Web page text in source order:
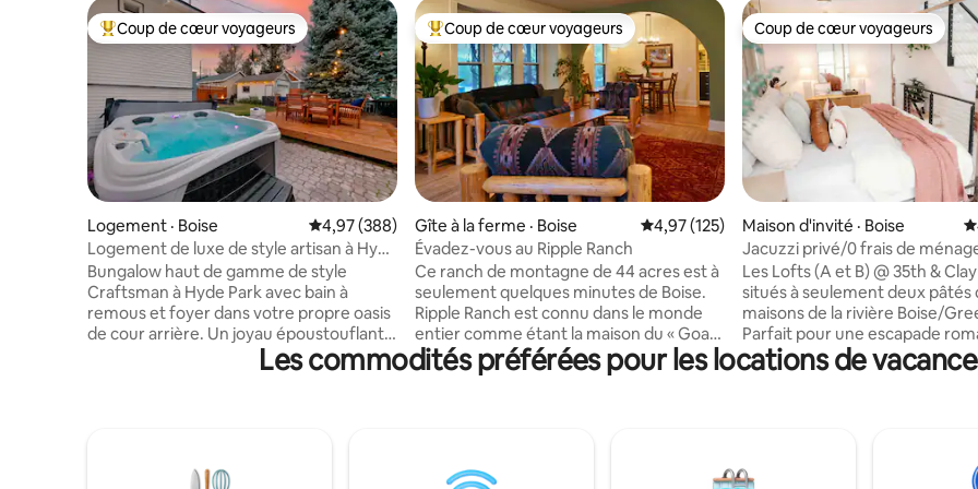
Coup de cœur voyageurs parmi les plus aimés
Coup de cœur voyageurs
Logement · Boise Note moyenne de 4,97 sur 5, 388 commentaires
4,97 (388)
Logement de luxe de style artisan à Hyde
Park - Jacuzzi + feu
Bungalow haut de gamme de style
Craftsman à Hyde Park avec bain à
remous et foyer dans votre propre oasis
de cour arrière. Un joyau époustouflant,
voilà ce qu'est cette maison de style
Craftsman de plain-pied de 1912,
cette maison à aire ouverte, dans le
Coup de cœur voyageurs parmi les plus aimés
Coup de cœur voyageurs
Gîte à la ferme · Boise Note moyenne de 4,97 sur 5, 125
4,97 (125)
Évadez-vous au Ripple Ranch
Ce ranch de montagne de 44 acres est à
seulement quelques minutes de Boise.
Ripple Ranch est connu dans le monde
entier comme étant la maison du « Goat
Guy ». Dégustez des œufs frais, du lait de
chèvre et un ciel étoilé. La mission de
nombreuses randonnées populaires. À
Coup de cœur voyageurs
Coup de cœur voyageurs
Maison d'invité · Boise
Jacuzzi privé/0 frais de
Les Lofts (A et B) @ 35th &
situés à seulement deux pâtés
maisons de la rivière Boise/
Parfait pour une escapade
le Loft A procure une
détente dès que vous entrez.
les grands espaces de l'Idaho
nombreuses activités, prenez
Les commodités préférées pour les locations de